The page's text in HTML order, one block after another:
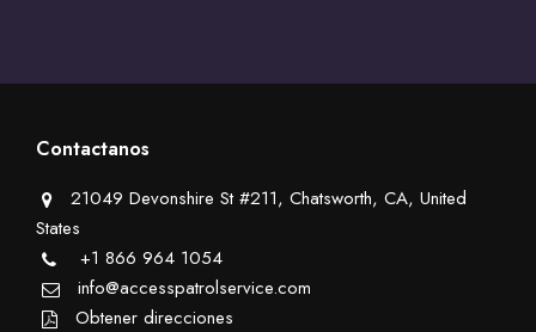
Contactanos
21049 Devonshire St #211, Chatsworth, CA, United
States
+1 866 964 1054
info@accesspatrolservice.com
Obtener direcciones